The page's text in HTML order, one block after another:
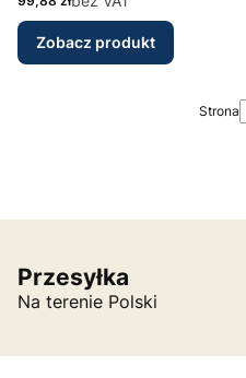
Zobacz produkt
Strona
Przesyłka
Na terenie Polski